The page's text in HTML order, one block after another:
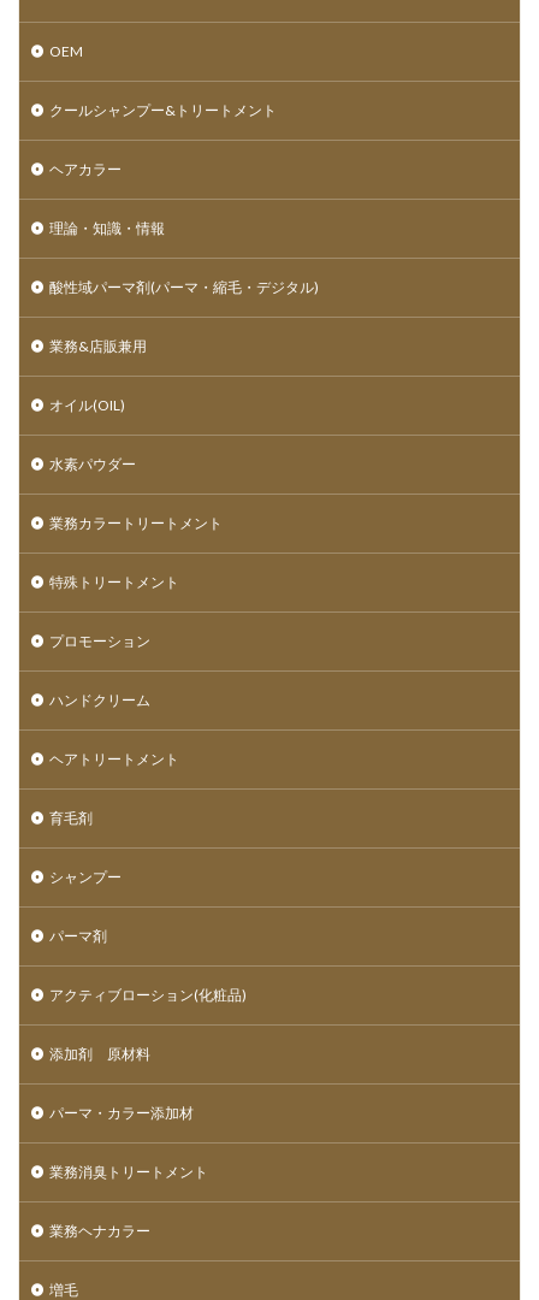
OEM
クールシャンプー&トリートメント
ヘアカラー
理論・知識・情報
酸性域パーマ剤(パーマ・縮毛・デジタル)
業務&店販兼用
オイル(OIL)
水素パウダー
業務カラートリートメント
特殊トリートメント
プロモーション
ハンドクリーム
ヘアトリートメント
育毛剤
シャンプー
パーマ剤
アクティブローション(化粧品)
添加剤 原材料
パーマ・カラー添加材
業務消臭トリートメント
業務ヘナカラー
増毛